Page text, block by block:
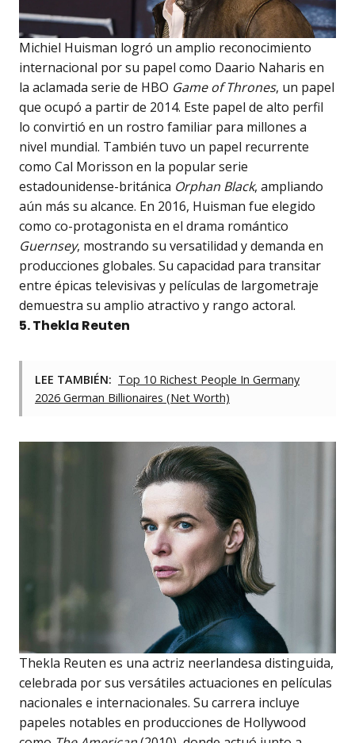
Michiel Huisman logró un amplio reconocimiento
internacional por su papel como Daario Naharis en
la aclamada serie de HBO Game of Thrones, un papel
que ocupó a partir de 2014. Este papel de alto perfil
lo convirtió en un rostro familiar para millones a
nivel mundial. También tuvo un papel recurrente
como Cal Morisson en la popular serie
estadounidense-británica Orphan Black, ampliando
aún más su alcance. En 2016, Huisman fue elegido
como co-protagonista en el drama romántico
Guernsey, mostrando su versatilidad y demanda en
producciones globales. Su capacidad para transitar
entre épicas televisivas y películas de largometraje
demuestra su amplio atractivo y rango actoral.
5. Thekla Reuten
LEE TAMBIÉN: Top 10 Richest People In Germany
2026 German Billionaires (Net Worth)
Thekla Reuten es una actriz neerlandesa distinguida,
celebrada por sus versátiles actuaciones en películas
nacionales e internacionales. Su carrera incluye
papeles notables en producciones de Hollywood